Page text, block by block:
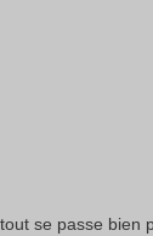
se passe bien